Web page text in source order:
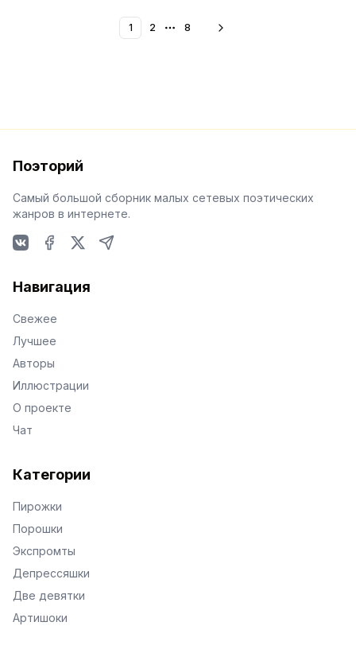
1 2 More pages
8
Поэторий
Самый большой сборник малых сетевых поэтических
жанров в интернете.
Навигация
Свежее
Лучшее
Авторы
Иллюстрации
О проекте
Чат
Категории
Пирожки
Порошки
Экспромты
Депрессяшки
Две девятки
Артишоки